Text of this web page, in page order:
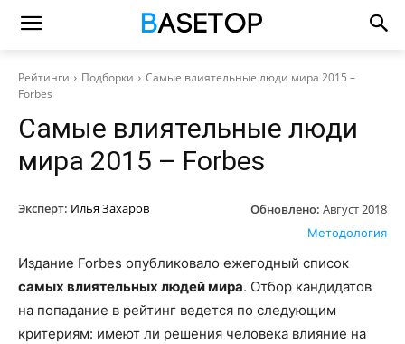
Рейтинги Подборки
Самые влиятельные люди мира 2015 –
Forbes
Самые влиятельные люди
мира 2015 – Forbes
Эксперт: Илья Захаров Обновлено: Август 2018
Методология
Издание Forbes опубликовало ежегодный список
самых влиятельных людей мира. Отбор кандидатов
на попадание в рейтинг ведется по следующим
критериям: имеют ли решения человека влияние на